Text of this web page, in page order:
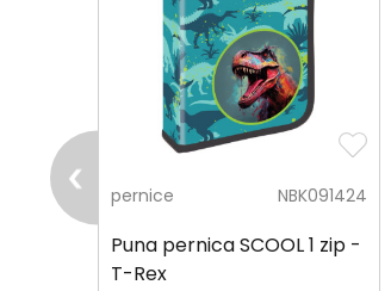
pernice NBK091424
Puna pernica SCOOL 1 zip -
T-Rex